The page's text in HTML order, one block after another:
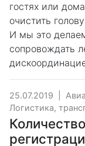
гостях или
очистить
И мы это
сопровождать
25.07.2019
Логистика,